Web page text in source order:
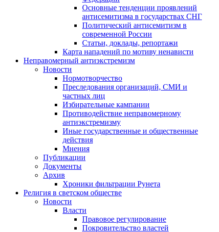
Основные тенденции проявлений
антисемитизма в государствах СНГ
Политический антисемитизм в
современной России
Статьи, доклады, репортажи
Карта нападений по мотиву ненависти
Неправомерный антиэкстремизм
Новости
Нормотворчество
Преследования организаций, СМИ и
частных лиц
Избирательные кампании
Противодействие неправомерному
антиэкстремизму
Иные государственные и общественные
действия
Мнения
Публикации
Документы
Архив
Хроники фильтрации Рунета
Религия в светском обществе
Новости
Власти
Правовое регулирование
Покровительство властей